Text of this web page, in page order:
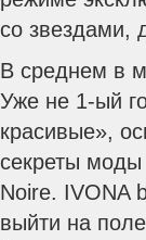
со звездами,
В среднем в
Уже не 1-ый
красивые»,
секреты
Noire. IVONA
выйти на